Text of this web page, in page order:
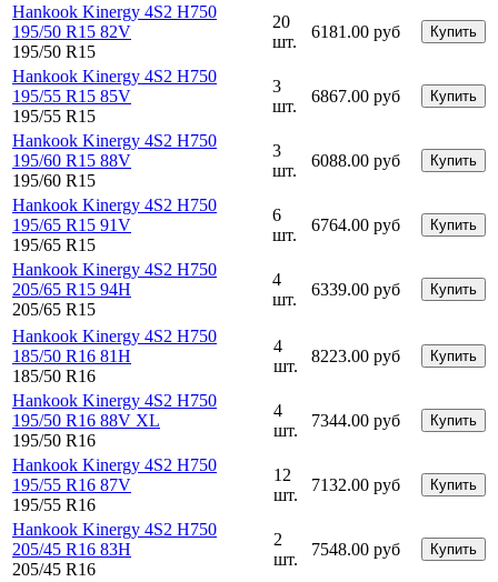
Hankook Kinergy 4S2 H750
195/50 R15 82V
195/50 R15
20
шт.
6181.00 руб Купить
Hankook Kinergy 4S2 H750
195/55 R15 85V
195/55 R15
3
шт.
6867.00 руб Купить
Hankook Kinergy 4S2 H750
195/60 R15 88V
195/60 R15
3
шт.
6088.00 руб Купить
Hankook Kinergy 4S2 H750
195/65 R15 91V
195/65 R15
6
шт.
6764.00 руб Купить
Hankook Kinergy 4S2 H750
205/65 R15 94H
205/65 R15
4
шт.
6339.00 руб Купить
Hankook Kinergy 4S2 H750
185/50 R16 81H
185/50 R16
4
шт.
8223.00 руб Купить
Hankook Kinergy 4S2 H750
195/50 R16 88V XL
195/50 R16
4
шт.
7344.00 руб Купить
Hankook Kinergy 4S2 H750
195/55 R16 87V
195/55 R16
12
шт.
7132.00 руб Купить
Hankook Kinergy 4S2 H750
205/45 R16 83H
205/45 R16
2
шт.
7548.00 руб Купить